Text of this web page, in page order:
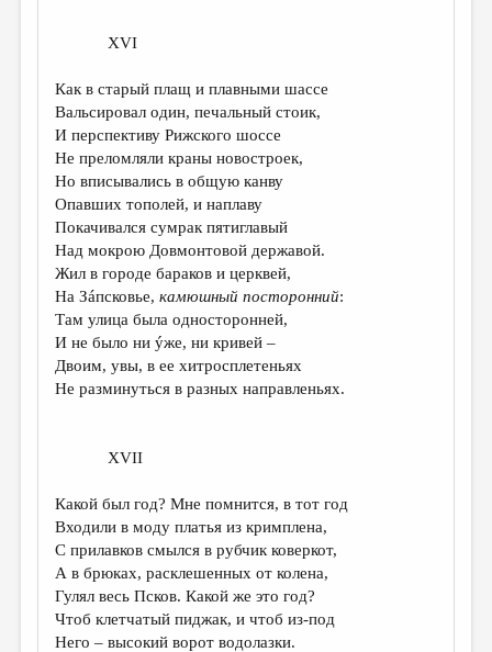
XVI
Как в старый плащ и плавными шассе
Вальсировал один, печальный стоик,
И перспективу Рижского шоссе
Не преломляли краны новостроек,
Но вписывались в общую канву
Опавших тополей, и наплаву
Покачивался сумрак пятиглавый
Над мокрою Довмонтовой державой.
Жил в городе бараков и церквей,
На Зáпсковье,камюшный посторонний:
Там улица была односторонней,
И не было ни ýже, ни кривей –
Двоим, увы, в ее хитросплетеньях
Не разминуться в разных направленьях.
XVII
Какой был год? Мне помнится, в тот год
Входили в моду платья из кримплена,
С прилавков смылся в рубчик коверкот,
А в брюках, расклешенных от колена,
Гулял весь Псков. Какой же это год?
Чтоб клетчатый пиджак, и чтоб из-под
Него – высокий ворот водолазки.